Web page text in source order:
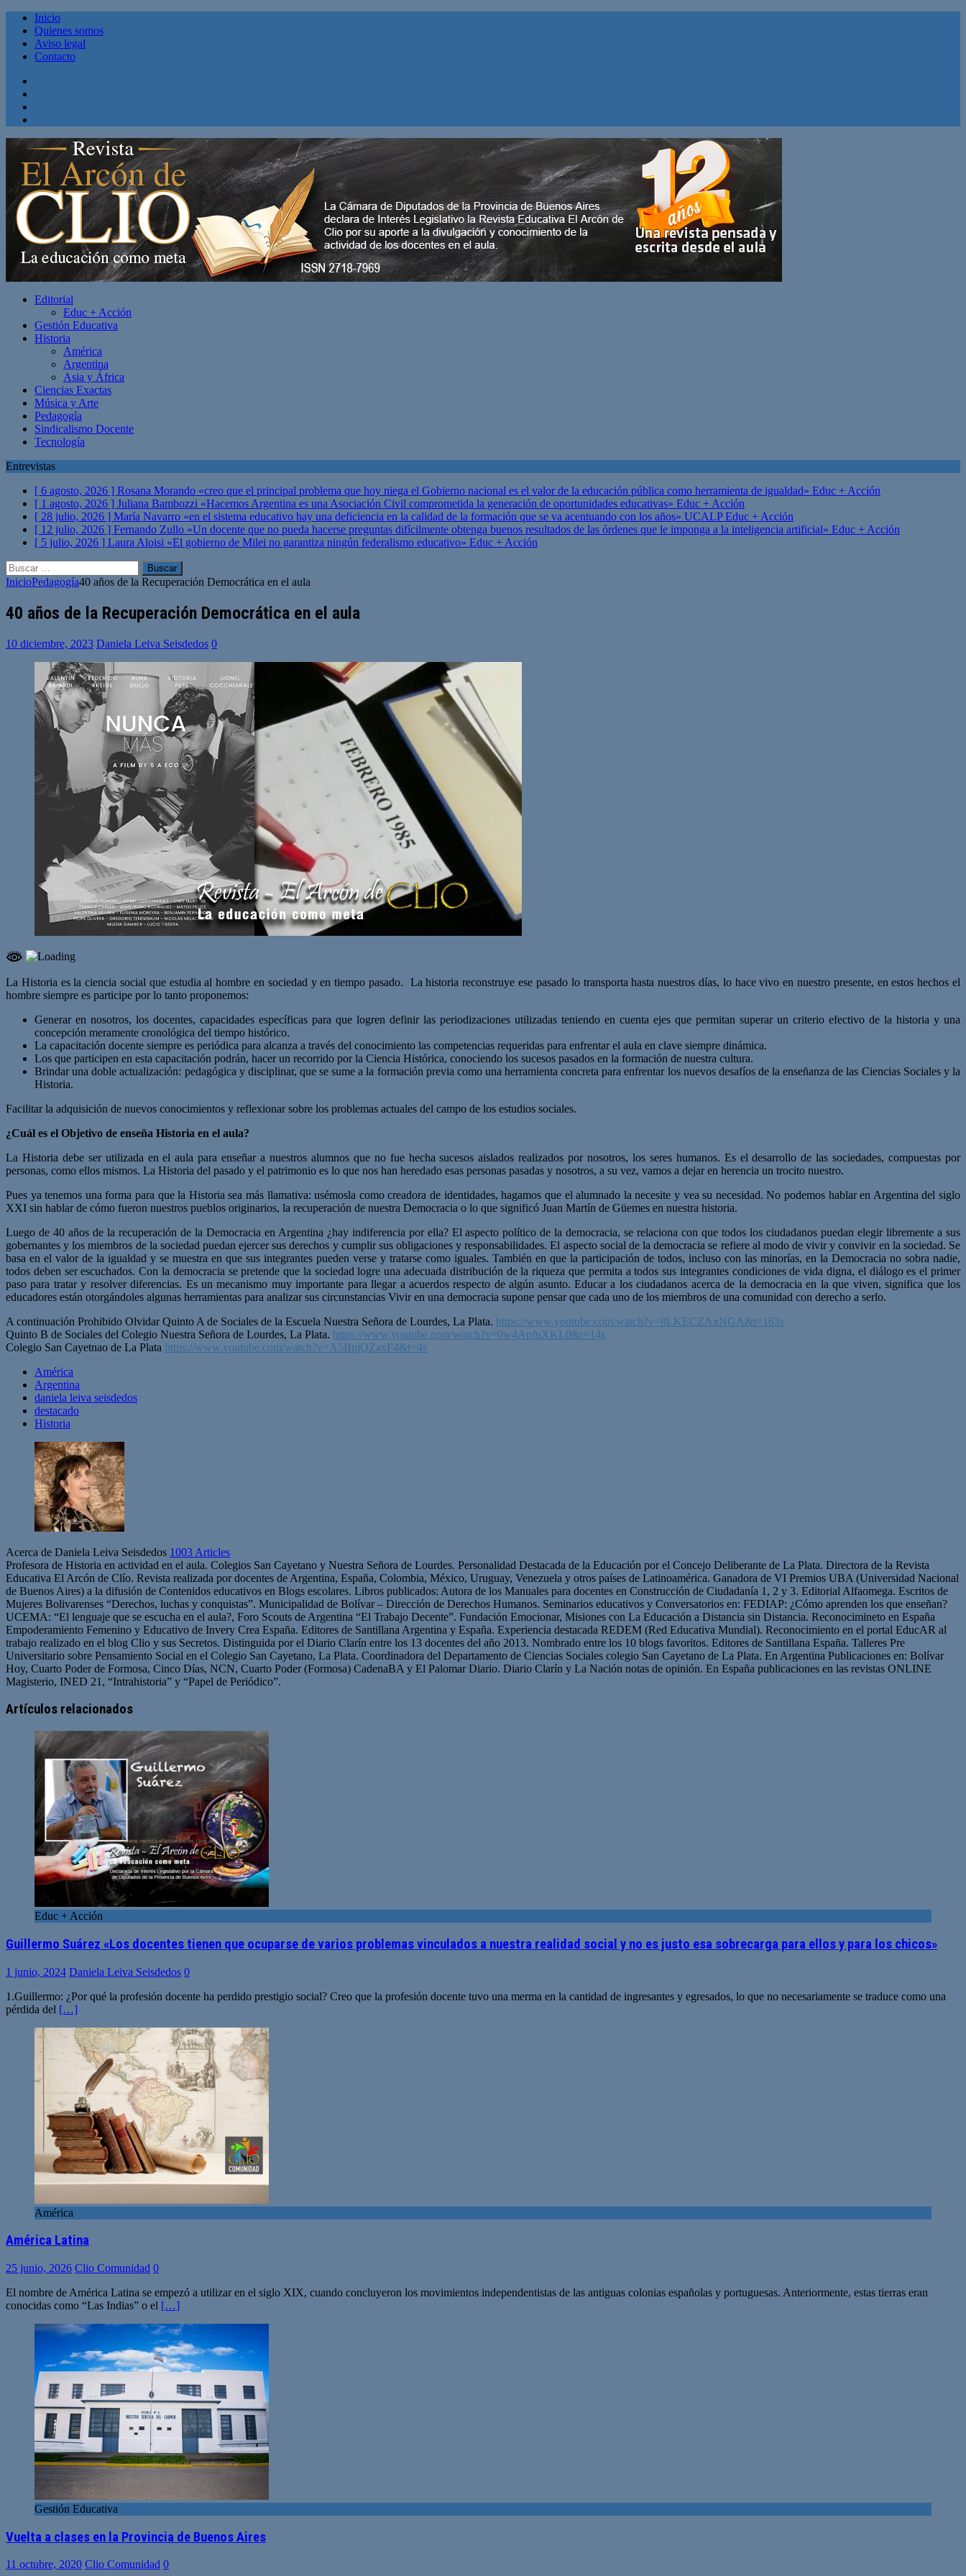
Inicio
Quienes somos
Aviso legal
Contacto
Editorial
Educ + Acción
Gestión Educativa
Historia
América
Argentina
Asia y África
Ciencias Exactas
Música y Arte
Pedagogía
Sindicalismo Docente
Tecnología
Entrevistas
[ 6 agosto, 2026 ] Rosana Morando «creo que el principal problema que hoy niega el Gobierno nacional es el valor de la educación pública como herramienta de igualdad» Educ + Acción
[ 1 agosto, 2026 ] Juliana Bambozzi «Hacemos Argentina es una Asociación Civil comprometida la generación de oportunidades educativas» Educ + Acción
[ 28 julio, 2026 ] María Navarro «en el sistema educativo hay una deficiencia en la calidad de la formación que se va acentuando con los años» UCALPEduc + Acción
[ 12 julio, 2026 ] Fernando Zullo «Un docente que no pueda hacerse preguntas difícilmente obtenga buenos resultados de las órdenes que le imponga a la inteligencia artificial» Educ + Acción
[ 5 julio, 2026 ] Laura Aloisi «El gobierno de Milei no garantiza ningún federalismo educativo» Educ + Acción
Buscar:
InicioPedagogía40 años de la Recuperación Democrática en el aula
40 años de la Recuperación Democrática en el aula
10 diciembre, 2023 Daniela Leiva Seisdedos 0
La Historia es la ciencia social que estudia al hombre en sociedad y en tiempo pasado. La historia reconstruye ese pasado lo transporta hasta nuestros días, lo hace vivo en nuestro presente, en estos hechos el
hombre siempre es participe por lo tanto proponemos:
Generar en nosotros, los docentes, capacidades específicas para que logren definir las periodizaciones utilizadas teniendo en cuenta ejes que permitan superar un criterio efectivo de la historia y una
concepción meramente cronológica del tiempo histórico.
La capacitación docente siempre es periódica para alcanza a través del conocimiento las competencias requeridas para enfrentar el aula en clave siempre dinámica.
Los que participen en esta capacitación podrán, hacer un recorrido por la Ciencia Histórica, conociendo los sucesos pasados en la formación de nuestra cultura.
Brindar una doble actualización: pedagógica y disciplinar, que se sume a la formación previa como una herramienta concreta para enfrentar los nuevos desafíos de la enseñanza de las Ciencias Sociales y la
Historia.
Facilitar la adquisición de nuevos conocimientos y reflexionar sobre los problemas actuales del campo de los estudios sociales.
¿Cuál es el Objetivo de enseña Historia en el aula?
La Historia debe ser utilizada en el aula para enseñar a nuestros alumnos que no fue hecha sucesos aislados realizados por nosotros, los seres humanos. Es el desarrollo de las sociedades, compuestas por
personas, como ellos mismos. La Historia del pasado y el patrimonio es lo que nos han heredado esas personas pasadas y nosotros, a su vez, vamos a dejar en herencia un trocito nuestro.
Pues ya tenemos una forma para que la Historia sea más llamativa: usémosla como creadora de identidades, hagamos que el alumnado la necesite y vea su necesidad. No podemos hablar en Argentina del siglo
XXI sin hablar de cómo fueron nuestros pueblos originarios, la recuperación de nuestra Democracia o lo que significó Juan Martín de Güemes en nuestra historia.
Luego de 40 años de la recuperación de la Democracia en Argentina ¿hay indiferencia por ella? El aspecto político de la democracia, se relaciona con que todos los ciudadanos puedan elegir libremente a sus
gobernantes y los miembros de la sociedad puedan ejercer sus derechos y cumplir sus obligaciones y responsabilidades. El aspecto social de la democracia se refiere al modo de vivir y convivir en la sociedad. Se
basa en el valor de la igualdad y se muestra en que sus integrantes pueden verse y tratarse como iguales. También en que la participación de todos, incluso con las minorías, en la Democracia no sobra nadie,
todos deben ser escuchados. Con la democracia se pretende que la sociedad logre una adecuada distribución de la riqueza que permita a todos sus integrantes condiciones de vida digna, el diálogo es el primer
paso para tratar y resolver diferencias. Es un mecanismo muy importante para llegar a acuerdos respecto de algún asunto. Educar a los ciudadanos acerca de la democracia en la que viven, significa que los
educadores están otorgándoles algunas herramientas para analizar sus circunstancias Vivir en una democracia supone pensar que cada uno de los miembros de una comunidad con derecho a serlo.
A continuación Prohibido Olvidar Quinto A de Sociales de la Escuela Nuestra Señora de Lourdes, La Plata. https://www.youtube.com/watch?v=8LKECZAxNGA&t=163s
Quinto B de Sociales del Colegio Nuestra Señora de Lourdes, La Plata. https://www.youtube.com/watch?v=0w4ApfuXKL0&t=14s
Colegio San Cayetnao de La Plata https://www.youtube.com/watch?v=A5BnjQZaxF4&t=4s
América
Argentina
daniela leiva seisdedos
destacado
Historia
Acerca de Daniela Leiva Seisdedos 1003 Articles
Profesora de Historia en actividad en el aula. Colegios San Cayetano y Nuestra Señora de Lourdes. Personalidad Destacada de la Educación por el Concejo Deliberante de La Plata. Directora de la Revista
Educativa El Arcón de Clío. Revista realizada por docentes de Argentina, España, Colombia, México, Uruguay, Venezuela y otros países de Latinoamérica. Ganadora de VI Premios UBA (Universidad Nacional
de Buenos Aires) a la difusión de Contenidos educativos en Blogs escolares. Libros publicados: Autora de los Manuales para docentes en Construcción de Ciudadanía 1, 2 y 3. Editorial Alfaomega. Escritos de
Mujeres Bolivarenses “Derechos, luchas y conquistas”. Municipalidad de Bolívar – Dirección de Derechos Humanos. Seminarios educativos y Conversatorios en: FEDIAP: ¿Cómo aprenden los que enseñan?
UCEMA: “El lenguaje que se escucha en el aula?, Foro Scouts de Argentina “El Trabajo Decente”. Fundación Emocionar, Misiones con La Educación a Distancia sin Distancia. Reconocimineto en España
Empoderamiento Femenino y Educativo de Invery Crea España. Editores de Santillana Argentina y España. Experiencia destacada REDEM (Red Educativa Mundial). Reconocimiento en el portal EducAR al
trabajo realizado en el blog Clio y sus Secretos. Distinguida por el Diario Clarín entre los 13 docentes del año 2013. Nombrado entre los 10 blogs favoritos. Editores de Santillana España. Talleres Pre
Universitario sobre Pensamiento Social en el Colegio San Cayetano, La Plata. Coordinadora del Departamento de Ciencias Sociales colegio San Cayetano de La Plata. En Argentina Publicaciones en: Bolívar
Hoy, Cuarto Poder de Formosa, Cinco Días, NCN, Cuarto Poder (Formosa) CadenaBA y El Palomar Diario. Diario Clarín y La Nación notas de opinión. En España publicaciones en las revistas ONLINE
Magisterio, INED 21, “Intrahistoria” y “Papel de Periódico”.
web
Artículos relacionados
Educ + Acción
Guillermo Suárez «Los docentes tienen que ocuparse de varios problemas vinculados a nuestra realidad social y no es justo esa sobrecarga para ellos y para los chicos»
1 junio, 2024 Daniela Leiva Seisdedos 0
1.Guillermo: ¿Por qué la profesión docente ha perdido prestigio social? Creo que la profesión docente tuvo una merma en la cantidad de ingresantes y egresados, lo que no necesariamente se traduce como una
pérdida del […]
América
América Latina
25 junio, 2026 Clio Comunidad 0
El nombre de América Latina se empezó a utilizar en el siglo XIX, cuando concluyeron los movimientos independentistas de las antiguas colonias españolas y portuguesas. Anteriormente, estas tierras eran
conocidas como “Las Indias” o el […]
Gestión Educativa
Vuelta a clases en la Provincia de Buenos Aires
11 octubre, 2020 Clio Comunidad 0